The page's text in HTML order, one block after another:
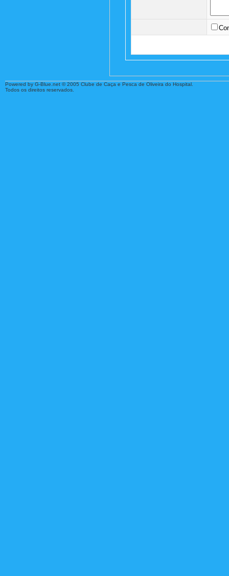
Powered by G-Blue.net © 2005 Clube de Caça e Pesca de Oliveira do Hospital.
Todos os direitos reservados.